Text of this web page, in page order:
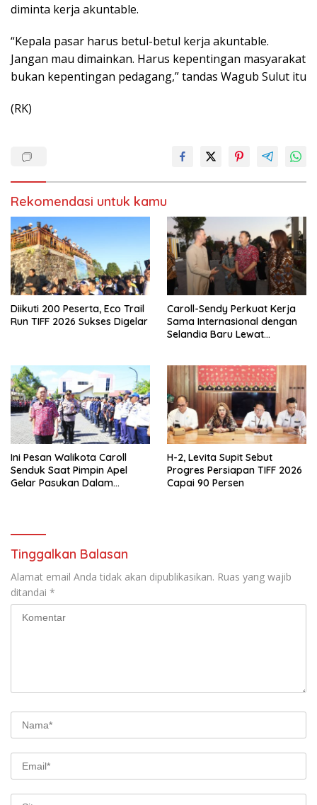
diminta kerja akuntable.
“Kepala pasar harus betul-betul kerja akuntable.
Jangan mau dimainkan. Harus kepentingan masyarakat
bukan kepentingan pedagang,” tandas Wagub Sulut itu
(RK)
Rekomendasi untuk kamu
Diikuti 200 Peserta, Eco Trail
Run TIFF 2026 Sukses Digelar
Caroll-Sendy Perkuat Kerja
Sama Internasional dengan
Selandia Baru Lewat
Ini Pesan Walikota Caroll
Senduk Saat Pimpin Apel
Gelar Pasukan Dalam
H-2, Levita Supit Sebut
Progres Persiapan TIFF 2026
Capai 90 Persen
Tinggalkan Balasan
Alamat email Anda tidak akan dipublikasikan. Ruas yang wajib
ditandai *